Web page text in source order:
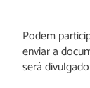
Podem
enviar a
será